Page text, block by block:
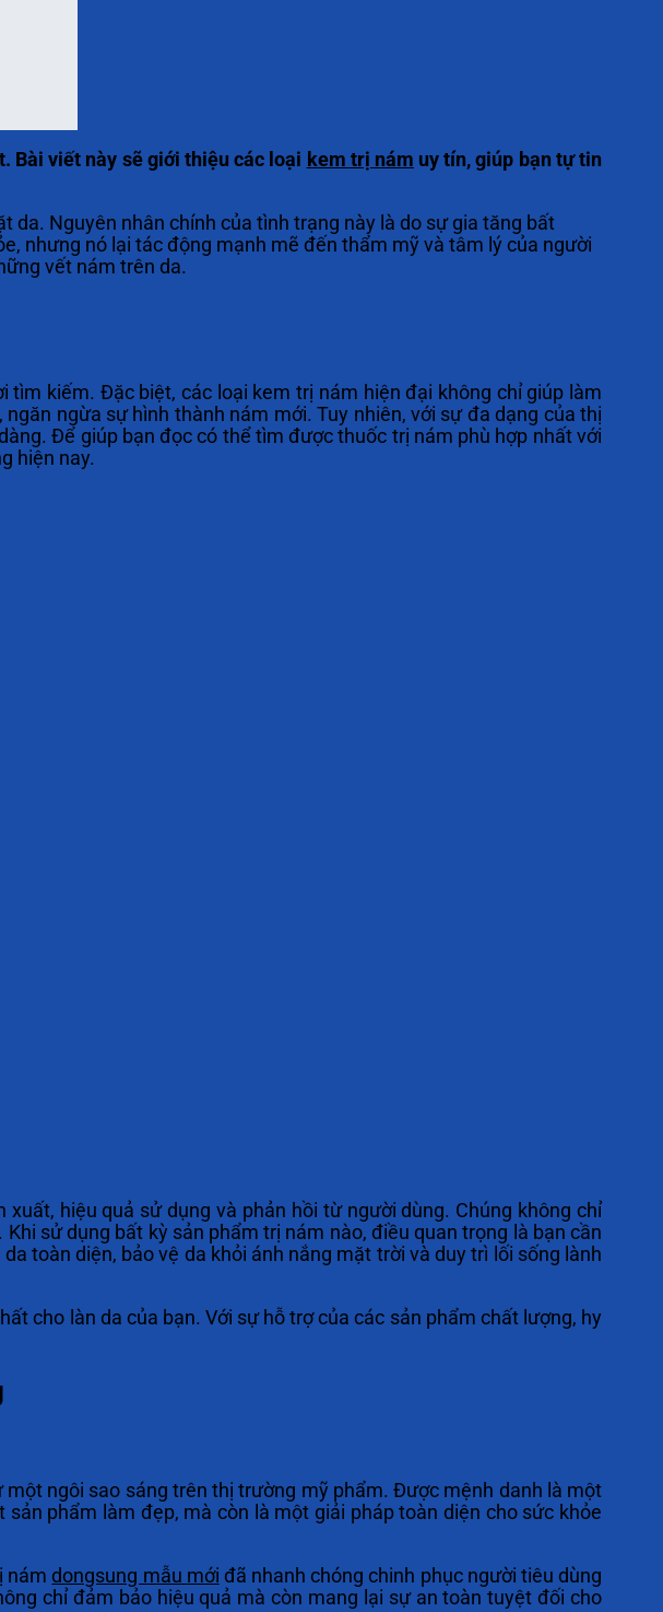
Bài viết này sẽ giới thiệu các loại kem trị nám uy tín, giúp bạn tự tin
Nguyên nhân chính của tình trạng này là do sự gia tăng bất
nhưng nó lại tác động mạnh mẽ đến thẩm mỹ và tâm lý của người
vết nám trên da.
kiếm. Đặc biệt, các loại kem trị nám hiện đại không chỉ giúp làm
ngừa sự hình thành nám mới. Tuy nhiên, với sự đa dạng của thị
Để giúp bạn đọc có thể tìm được thuốc trị nám phù hợp nhất với
hiện nay.
hiệu quả sử dụng và phản hồi từ người dùng. Chúng không chỉ
sử dụng bất kỳ sản phẩm trị nám nào, điều quan trọng là bạn cần
toàn diện, bảo vệ da khỏi ánh nắng mặt trời và duy trì lối sống lành
cho làn da của bạn. Với sự hỗ trợ của các sản phẩm chất lượng, hy
ngôi sao sáng trên thị trường mỹ phẩm. Được mệnh danh là một
sản phẩm làm đẹp, mà còn là một giải pháp toàn diện cho sức khỏe
námdongsung mẫu mới đã nhanh chóng chinh phục người tiêu dùng
chỉ đảm bảo hiệu quả mà còn mang lại sự an toàn tuyệt đối cho